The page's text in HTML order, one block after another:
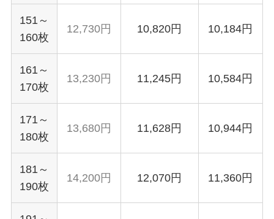
151～
160枚
12,730円 10,820円 10,184円
161～
170枚
13,230円 11,245円 10,584円
171～
180枚
13,680円 11,628円 10,944円
181～
190枚
14,200円 12,070円 11,360円